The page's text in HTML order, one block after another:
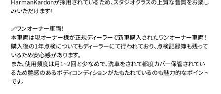
HarmanKardonが採用されているため、スタジオクラスの上質な音質をお楽し
みいただけます！
✅ワンオーナー車両！
本車両は現オーナー様が正規ディーラーで新車購入されたワンオーナー車両！
購入後の1年点検についてもディーラーにて行われており、点検記録簿も残って
いるため安心感があります。
また、使用頻度は月1~2回と少なめで、洗車をされて都度カバー保管されてい
るため艶感のあるボディコンディションがたもたれているのも魅力的なポイント
です。